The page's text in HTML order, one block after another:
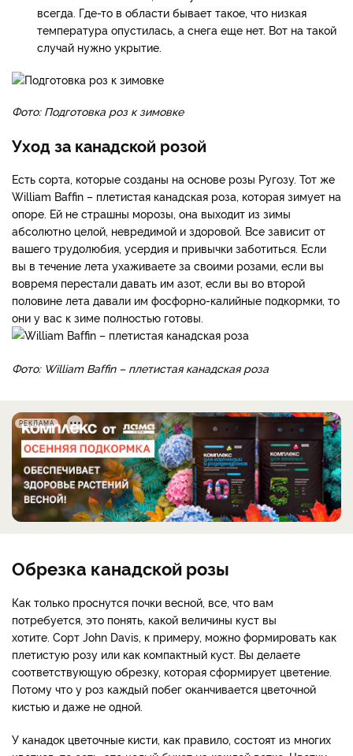
всегда. Где-то в области бывает такое, что низкая
температура опустилась, а снега еще нет. Вот на такой
случай нужно укрытие.
Фото: Подготовка роз к зимовке
Уход за канадской розой
Есть сорта, которые созданы на основе розы Ругозу. Тот же
William Baffin – плетистая канадская роза, которая зимует на
опоре. Ей не страшны морозы, она выходит из зимы
абсолютно целой, невредимой и здоровой. Все зависит от
вашего трудолюбия, усердия и привычки заботиться. Если
вы в течение лета ухаживаете за своими розами, если вы
вовремя перестали давать им азот, если вы во второй
половине лета давали им фосфорно-калийные подкормки, то
они у вас к зиме полностью готовы.
Фото: William Baffin – плетистая канадская роза
РЕКЛАМА
Обрезка канадской розы
Как только проснутся почки весной, все, что вам
потребуется, это понять, какой величины куст вы
хотите. Сорт John Davis, к примеру, можно формировать как
плетистую розу или как компактный куст. Вы делаете
соответствующую обрезку, которая сформирует цветение.
Потому что у роз каждый побег оканчивается цветочной
кистью и даже не одной.
У канадок цветочные кисти, как правило, состоят из многих